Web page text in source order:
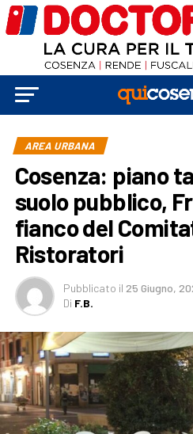
AREA URBANA
Cosenza: piano
suolo pubblico,
fianco del
Ristoratori
Pubblicato il 25 Giugno,
Di F.B.